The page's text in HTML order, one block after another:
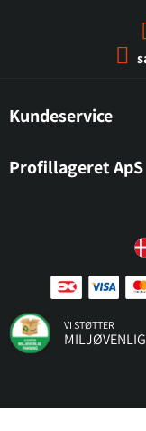
Kundeservice
Profillageret ApS
VI STØTTER